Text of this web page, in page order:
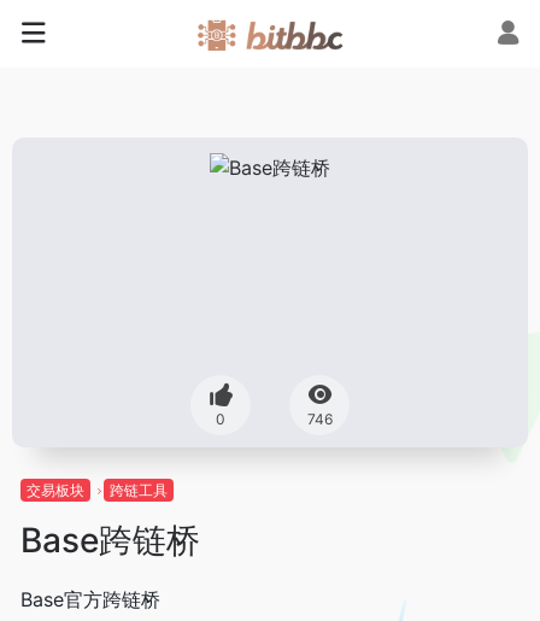
0 746
交易板块 跨链工具
Base跨链桥
Base官方跨链桥